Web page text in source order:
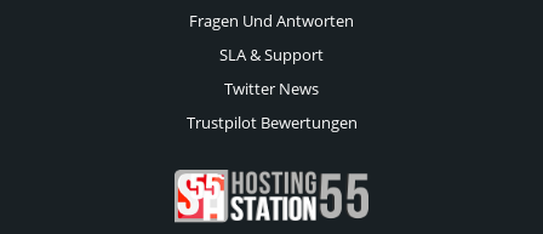
Fragen Und Antworten
SLA & Support
Twitter News
Trustpilot Bewertungen